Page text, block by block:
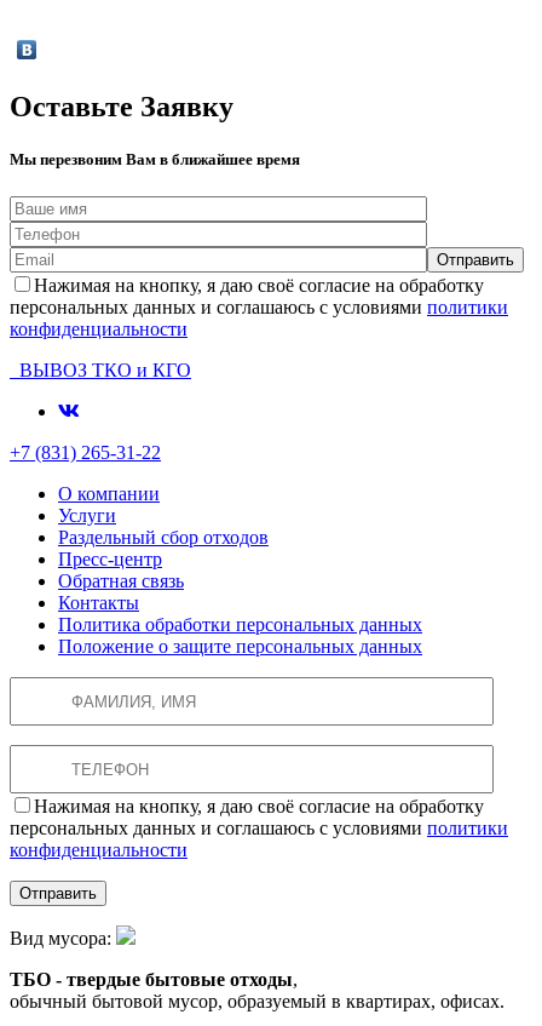
Оставьте Заявку
Мы перезвоним Вам в ближайшее время
Нажимая на кнопку, я даю своё согласие на обработку
персональных данных и соглашаюсь с условиями политики
конфиденциальности
ВЫВОЗ ТКО и КГО
+7 (831) 265-31-22
О компании
Услуги
Раздельный сбор отходов
Пресс-центр
Обратная связь
Контакты
Политика обработки персональных данных
Положение о защите персональных данных
Нажимая на кнопку, я даю своё согласие на обработку
персональных данных и соглашаюсь с условиями политики
конфиденциальности
Вид мусора:
ТБО - твердые бытовые отходы,
обычный бытовой мусор, образуемый в квартирах, офисах.